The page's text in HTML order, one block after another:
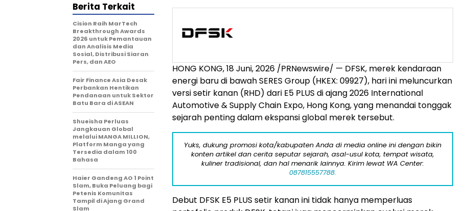
HONG KONG,18 Juni, 2026 /PRNewswire/ — DFSK, merek kendaraan
energi baru di bawah SERES Group (HKEX: 09927), hari ini meluncurkan
versi setir kanan (RHD) dari E5 PLUS di ajang 2026 International
Automotive & Supply Chain Expo, Hong Kong, yang menandai tonggak
sejarah penting dalam ekspansi global merek tersebut.
Yuks, dukung promosi kota/kabupaten Anda di media online ini dengan bikin
konten artikel dan cerita seputar sejarah, asal-usul kota, tempat wisata,
kuliner tradisional, dan hal menarik lainnya. Kirim lewat WA Center:
087815557788.
Debut DFSK E5 PLUS setir kanan ini tidak hanya memperluas
Berita Terkait
Cision Raih MarTech
Breakthrough Awards
2026 untuk Pemantauan
dan Analisis Media
Sosial, Distribusi Siaran
Pers, dan AEO
Fair Finance Asia Desak
Perbankan Hentikan
Pendanaan untuk Sektor
Batu Bara di ASEAN
Shueisha Perluas
Jangkauan Global
melalui MANGA MILLION,
Platform Manga yang
Tersedia dalam 100
Bahasa
Haier Gandeng AO 1 Point
Slam, Buka Peluang bagi
Petenis Komunitas
Tampil di Ajang Grand
Slam